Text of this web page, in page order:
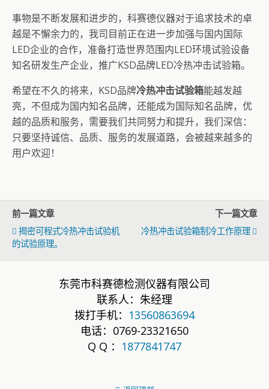
事物是不断发展和进步的，科赛德仪器对于追求技术的卓
越是不懈余力的，我司目前正在进一步加强与国内国际
LED企业的合作，准备打造世界范围内LED环境试验设备
知名研发生产企业，推广KSD品牌LED冷热冲击试验箱。
希望在不久的将来，KSD品牌冷热冲击试验箱能越发越
亮，不但成为国内知名品牌，还能成为国际知名品牌，优
越的品质和服务，需要我们共同努力和提升，我们深信：
只要坚持诚信、品质、服务的发展道路，会被越来越多的
用户欢迎！
前一篇文章
揭密可程式冷热冲击试验机
的试验原理。
下一篇文章
冷热冲击试验箱制冷工作原理
东莞市科赛德检测仪器有限公司
联系人：朱经理
拨打手机： 13560863694
电话：0769-23321650
Q Q ： 1877841747